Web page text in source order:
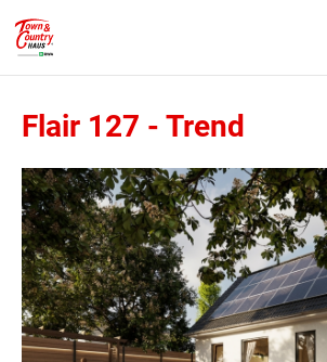
Flair 127 - Trend
Wonach möchten Sie suchen?